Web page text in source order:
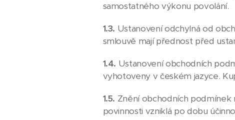
samostatného výkonu povolání.
1.3. Ustanovení odchylná od
smlouvě mají přednost před
1.4. Ustanovení obchodních
vyhotoveny v českém jazyce.
1.5. Znění obchodních podmínek
povinnosti vzniklá po dobu